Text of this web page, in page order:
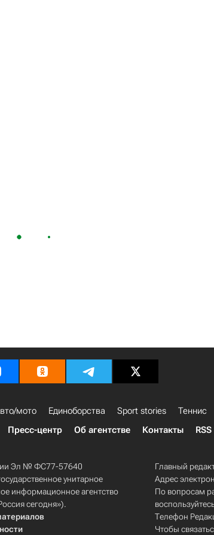
мото Единоборства Sport stories Теннис
Пресс-центр Об агентстве Контакты RSS
Эл № ФС77-57640
унитарное
информационное агентство
сегодня»).
Главный
Адрес
По вопросам
Телефон
Чтобы